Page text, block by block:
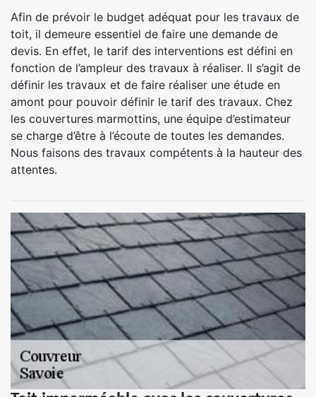
Afin de prévoir le budget adéquat pour les travaux de
toit, il demeure essentiel de faire une demande de
devis. En effet, le tarif des interventions est défini en
fonction de l’ampleur des travaux à réaliser. Il s’agit de
définir les travaux et de faire réaliser une étude en
amont pour pouvoir définir le tarif des travaux. Chez
les couvertures marmottins, une équipe d’estimateur
se charge d’être à l’écoute de toutes les demandes.
Nous faisons des travaux compétents à la hauteur des
attentes.